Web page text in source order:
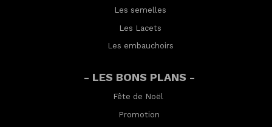
Les semelles
Les Lacets
Les embauchoirs
- LES BONS PLANS -
Fête de Noël
Promotion